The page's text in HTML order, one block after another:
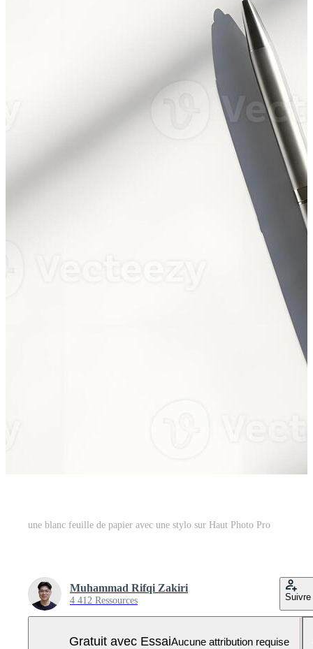
une blanc feuille de papier avec une stylo sur Haut Photo Pro
Muhammad Rifqi Zakiri
4 412 Ressources Suivre
Gratuit avec EssaiAucune attribution requise